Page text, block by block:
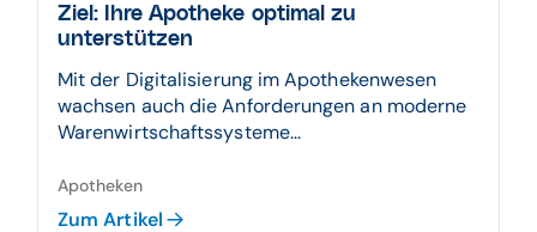
Ziel: Ihre Apotheke optimal zu
unterstützen
Mit der Digitalisierung im Apothekenwesen
wachsen auch die Anforderungen an moderne
Warenwirtschaftssysteme...
Apotheken
Zum Artikel